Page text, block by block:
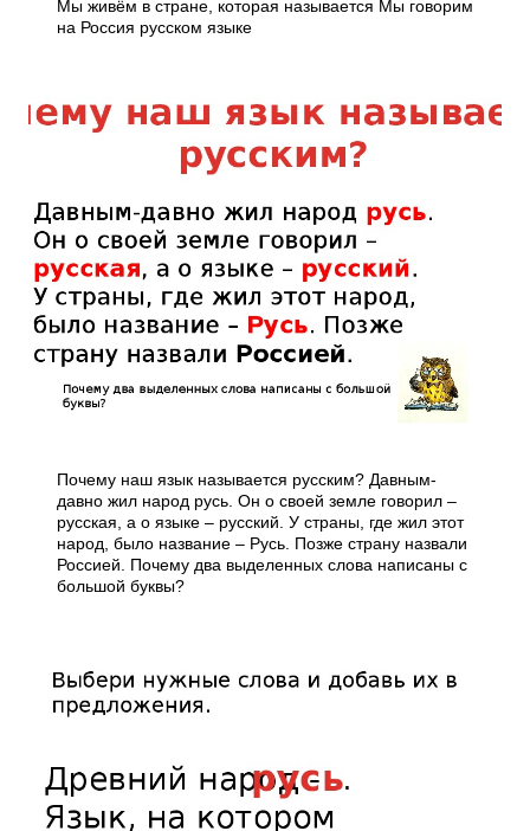
Мы живём в стране, которая называется Мы говорим
на Россия русском языке
Почему наш язык называется русским? Давным-
давно жил народ русь. Он о своей земле говорил –
русская, а о языке – русский. У страны, где жил этот
народ, было название – Русь. Позже страну назвали
Россией. Почему два выделенных слова написаны с
большой буквы?